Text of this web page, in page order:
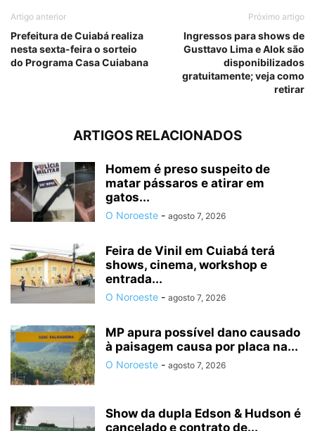
Artigo anterior
Prefeitura de Cuiabá realiza
nesta sexta-feira o sorteio
do Programa Casa Cuiabana
Próximo artigo
Ingressos para shows de
Gusttavo Lima e Alok são
disponibilizados
gratuitamente; veja como
retirar
ARTIGOS RELACIONADOS
Homem é preso suspeito de
matar pássaros e atirar em
gatos...
O Noroeste - agosto 7, 2026
Feira de Vinil em Cuiabá terá
shows, cinema, workshop e
entrada...
O Noroeste - agosto 7, 2026
MP apura possível dano causado
à paisagem causa por placa na...
O Noroeste - agosto 7, 2026
Show da dupla Edson & Hudson é
cancelado e contrato de...